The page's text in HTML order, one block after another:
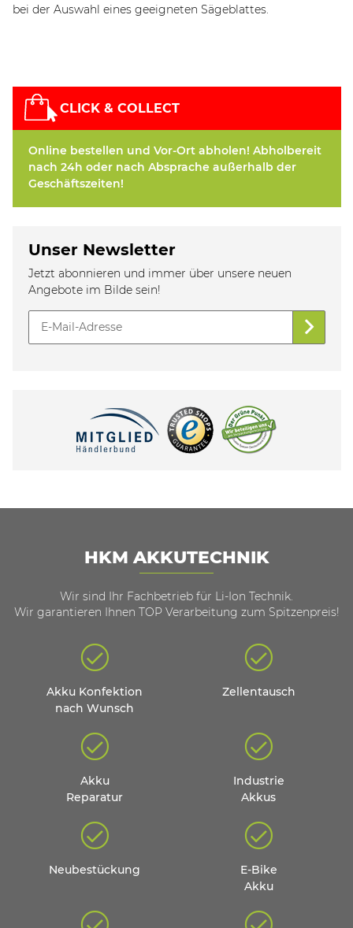
bei der Auswahl eines geeigneten Sägeblattes.
CLICK & COLLECT
Online bestellen und Vor-Ort abholen! Abholbereit
nach 24h oder nach Absprache außerhalb der
Geschäftszeiten!
Unser Newsletter
Jetzt abonnieren und immer über unsere neuen
Angebote im Bilde sein!
HKM AKKUTECHNIK
Wir sind Ihr Fachbetrieb für Li-Ion Technik.
Wir garantieren Ihnen TOP Verarbeitung zum Spitzenpreis!
Akku Konfektion
nach Wunsch
Zellentausch
Akku
Reparatur
Industrie
Akkus
Neubestückung
E-Bike
Akku